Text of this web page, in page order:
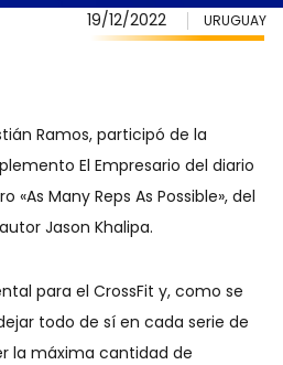
19/12/2022 URUGUAY
Ramos, participó de la
El Empresario del diario
«As Many Reps As Possible», del
Jason Khalipa.
para el CrossFit y, como se
todo de sí en cada serie de
la máxima cantidad de